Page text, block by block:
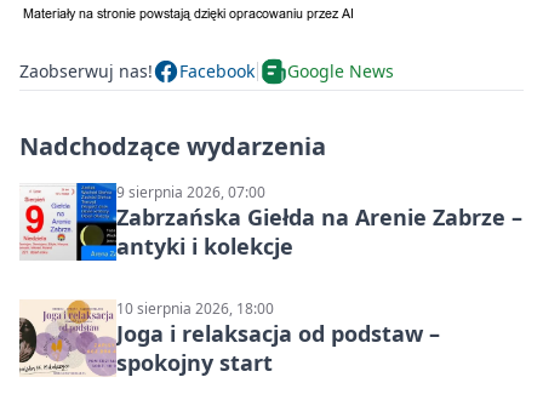
Zaobserwuj nas! Facebook Google News
Nadchodzące wydarzenia
9 sierpnia 2026, 07:00
Zabrzańska Giełda na Arenie Zabrze –
antyki i kolekcje
10 sierpnia 2026, 18:00
Joga i relaksacja od podstaw –
spokojny start